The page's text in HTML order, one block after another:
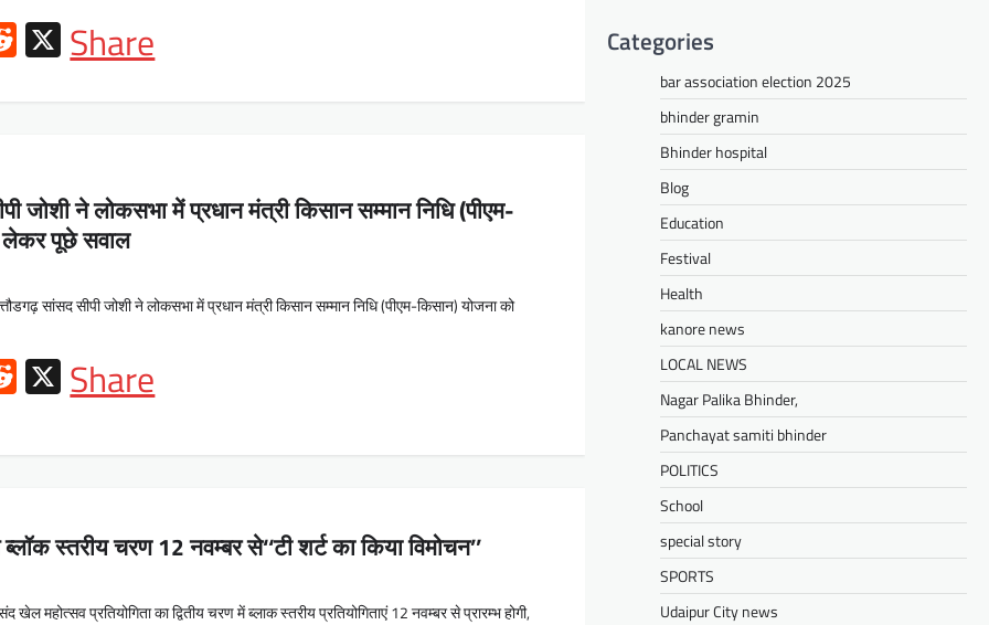
Reddit
X
Share
जोशी ने लोकसभा में प्रधान मंत्री किसान सम्मान निधि (पीएम-
लेकर पूछे सवाल
सांसद सीपी जोशी ने लोकसभा में प्रधान मंत्री किसान सम्मान निधि (पीएम-किसान) योजना को
Reddit
X
Share
स्तरीय चरण 12 नवम्बर से‘‘टी शर्ट का किया विमोचन’’
खेल महोत्सव प्रतियोगिता का द्वितीय चरण में ब्लाक स्तरीय प्रतियोगिताएं 12 नवम्बर से प्रारम्भ होगी,
Categories
bar association election 2025
bhinder gramin
Bhinder hospital
Blog
Education
Festival
Health
kanore news
LOCAL NEWS
Nagar Palika Bhinder,
Panchayat samiti bhinder
POLITICS
School
special story
SPORTS
Udaipur City news